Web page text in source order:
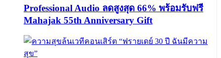
Professional Audio ลดสูงสุด 66% พร้อมรับฟรี
Mahajak 55th Anniversary Gift